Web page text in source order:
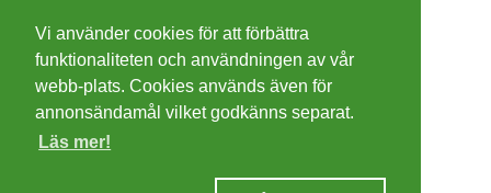
Cookies
Integritetspolicy
Villkor
Vi använder cookies för att förbättra
funktionaliteten och användningen av vår
webb-plats. Cookies används även för
annonsändamål vilket godkänns separat.
Läs mer!